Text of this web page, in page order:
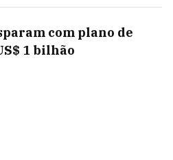
com plano de
1 bilhão